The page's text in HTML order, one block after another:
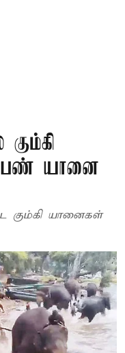
கும்கி
யானை
கும்கி யானைகள்